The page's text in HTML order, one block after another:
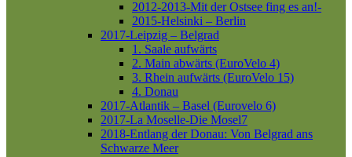
2012-2013-Mit der Ostsee fing es an!-
2015-Helsinki – Berlin
2017-Leipzig – Belgrad
1. Saale aufwärts
2. Main abwärts (EuroVelo 4)
3. Rhein aufwärts (EuroVelo 15)
4. Donau
2017-Atlantik – Basel (Eurovelo 6)
2017-La Moselle-Die Mosel7
2018-Entlang der Donau: Von Belgrad ans
Schwarze Meer